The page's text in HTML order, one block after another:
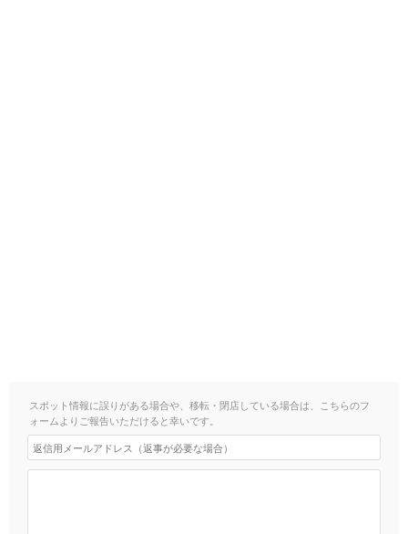
スポット情報に誤りがある場合や、移転・閉店している場合は、こちらのフ
ォームよりご報告いただけると幸いです。